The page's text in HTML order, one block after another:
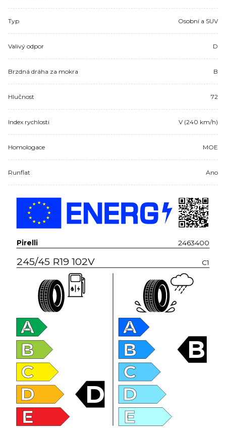
Typ Osobní a SUV
Valivý odpor D
Brzdná dráha za mokra B
Hlučnost 72
Index rychlosti V (240 km/h)
Homologace MOE
Runflat Ano
Pirelli 2463400
245/45 R19 102V C1
A
B
C
D
E
D
A
B
C
D
E
B